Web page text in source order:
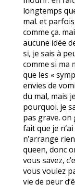
longtemps
mal. et
comme ça.
aucune idée
si, je sais à
comme si ma
que les «
envies de
du mal, mais
pourquoi. je
pas grave. on
fait que je
n’arrange
queen, donc
vous savez,
vous voulez
vie de peur